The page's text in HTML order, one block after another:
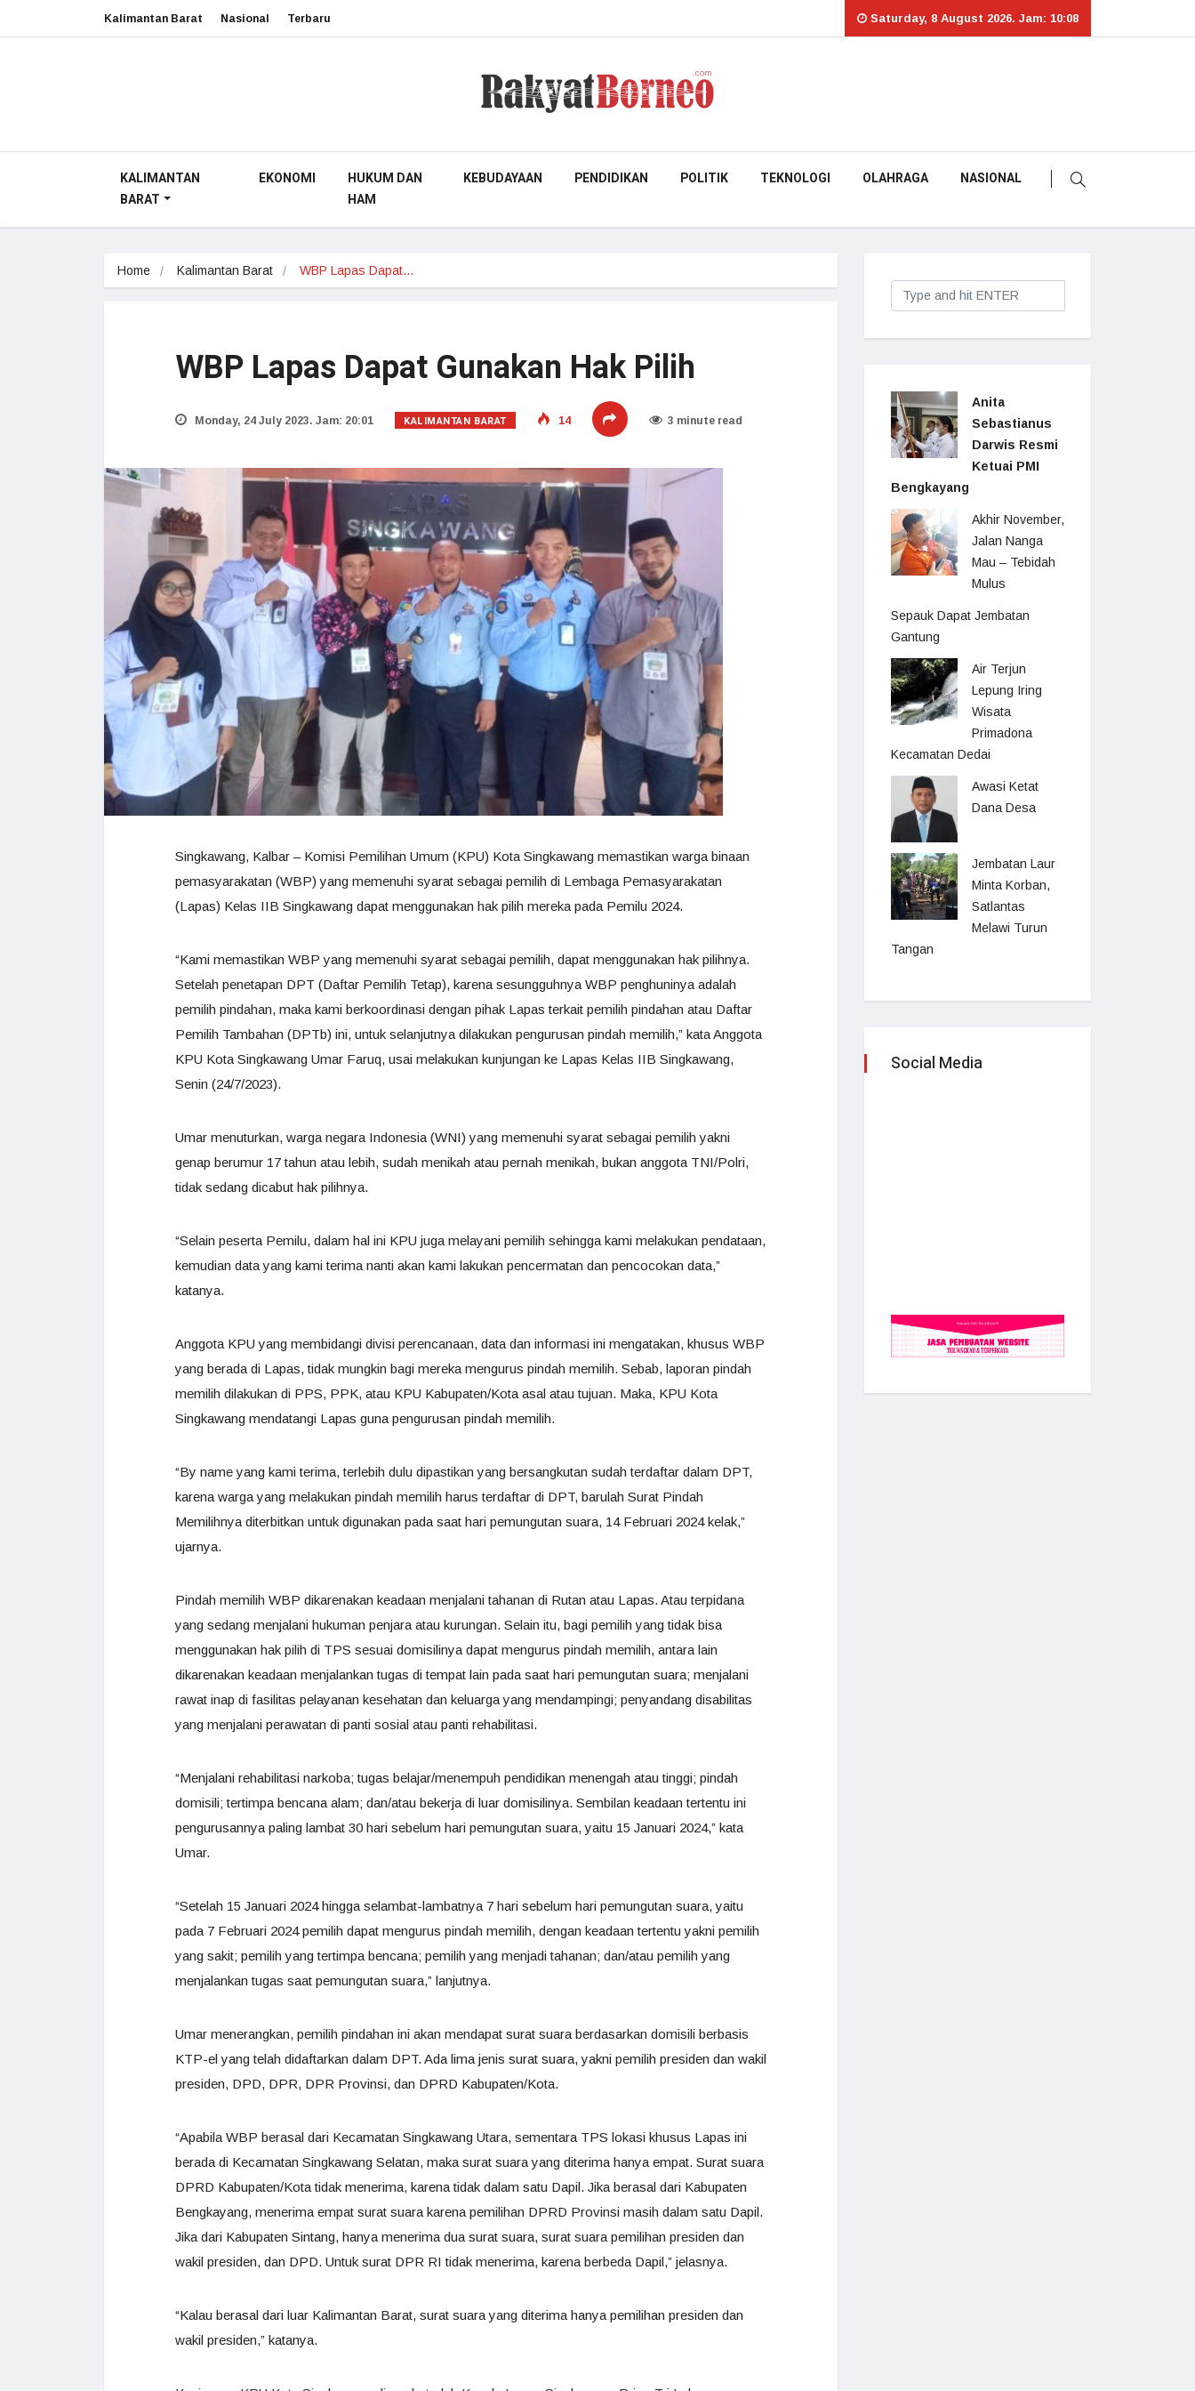
Kalimantan Barat Nasional Terbaru Saturday, 8 August 2026. Jam: 10:08
KALIMANTAN
BARAT
EKONOMI
HUKUM DAN
HAM
KEBUDAYAAN PENDIDIKAN POLITIK TEKNOLOGI OLAHRAGA NASIONAL
Home Kalimantan Barat WBP Lapas Dapat…
WBP Lapas Dapat Gunakan Hak Pilih
Monday, 24 July 2023. Jam: 20:01 KALIMANTAN BARAT 14 3 minute read
Singkawang, Kalbar – Komisi Pemilihan Umum (KPU) Kota Singkawang memastikan warga binaan
pemasyarakatan (WBP) yang memenuhi syarat sebagai pemilih di Lembaga Pemasyarakatan
(Lapas) Kelas IIB Singkawang dapat menggunakan hak pilih mereka pada Pemilu 2024.
“Kami memastikan WBP yang memenuhi syarat sebagai pemilih, dapat menggunakan hak pilihnya.
Setelah penetapan DPT (Daftar Pemilih Tetap), karena sesungguhnya WBP penghuninya adalah
pemilih pindahan, maka kami berkoordinasi dengan pihak Lapas terkait pemilih pindahan atau Daftar
Pemilih Tambahan (DPTb) ini, untuk selanjutnya dilakukan pengurusan pindah memilih,” kata Anggota
KPU Kota Singkawang Umar Faruq, usai melakukan kunjungan ke Lapas Kelas IIB Singkawang,
Senin (24/7/2023).
Umar menuturkan, warga negara Indonesia (WNI) yang memenuhi syarat sebagai pemilih yakni
genap berumur 17 tahun atau lebih, sudah menikah atau pernah menikah, bukan anggota TNI/Polri,
tidak sedang dicabut hak pilihnya.
“Selain peserta Pemilu, dalam hal ini KPU juga melayani pemilih sehingga kami melakukan pendataan,
kemudian data yang kami terima nanti akan kami lakukan pencermatan dan pencocokan data,”
katanya.
Anggota KPU yang membidangi divisi perencanaan, data dan informasi ini mengatakan, khusus WBP
yang berada di Lapas, tidak mungkin bagi mereka mengurus pindah memilih. Sebab, laporan pindah
memilih dilakukan di PPS, PPK, atau KPU Kabupaten/Kota asal atau tujuan. Maka, KPU Kota
Singkawang mendatangi Lapas guna pengurusan pindah memilih.
“By name yang kami terima, terlebih dulu dipastikan yang bersangkutan sudah terdaftar dalam DPT,
karena warga yang melakukan pindah memilih harus terdaftar di DPT, barulah Surat Pindah
Memilihnya diterbitkan untuk digunakan pada saat hari pemungutan suara, 14 Februari 2024 kelak,”
ujarnya.
Pindah memilih WBP dikarenakan keadaan menjalani tahanan di Rutan atau Lapas. Atau terpidana
yang sedang menjalani hukuman penjara atau kurungan. Selain itu, bagi pemilih yang tidak bisa
menggunakan hak pilih di TPS sesuai domisilinya dapat mengurus pindah memilih, antara lain
dikarenakan keadaan menjalankan tugas di tempat lain pada saat hari pemungutan suara; menjalani
rawat inap di fasilitas pelayanan kesehatan dan keluarga yang mendampingi; penyandang disabilitas
yang menjalani perawatan di panti sosial atau panti rehabilitasi.
“Menjalani rehabilitasi narkoba; tugas belajar/menempuh pendidikan menengah atau tinggi; pindah
domisili; tertimpa bencana alam; dan/atau bekerja di luar domisilinya. Sembilan keadaan tertentu ini
pengurusannya paling lambat 30 hari sebelum hari pemungutan suara, yaitu 15 Januari 2024,” kata
Umar.
“Setelah 15 Januari 2024 hingga selambat-lambatnya 7 hari sebelum hari pemungutan suara, yaitu
pada 7 Februari 2024 pemilih dapat mengurus pindah memilih, dengan keadaan tertentu yakni pemilih
yang sakit; pemilih yang tertimpa bencana; pemilih yang menjadi tahanan; dan/atau pemilih yang
menjalankan tugas saat pemungutan suara,” lanjutnya.
Umar menerangkan, pemilih pindahan ini akan mendapat surat suara berdasarkan domisili berbasis
KTP-el yang telah didaftarkan dalam DPT. Ada lima jenis surat suara, yakni pemilih presiden dan wakil
presiden, DPD, DPR, DPR Provinsi, dan DPRD Kabupaten/Kota.
“Apabila WBP berasal dari Kecamatan Singkawang Utara, sementara TPS lokasi khusus Lapas ini
berada di Kecamatan Singkawang Selatan, maka surat suara yang diterima hanya empat. Surat suara
DPRD Kabupaten/Kota tidak menerima, karena tidak dalam satu Dapil. Jika berasal dari Kabupaten
Bengkayang, menerima empat surat suara karena pemilihan DPRD Provinsi masih dalam satu Dapil.
Jika dari Kabupaten Sintang, hanya menerima dua surat suara, surat suara pemilihan presiden dan
wakil presiden, dan DPD. Untuk surat DPR RI tidak menerima, karena berbeda Dapil,” jelasnya.
“Kalau berasal dari luar Kalimantan Barat, surat suara yang diterima hanya pemilihan presiden dan
wakil presiden,” katanya.
Anita
Sebastianus
Darwis Resmi
Ketuai PMI
Bengkayang
Akhir November,
Jalan Nanga
Mau – Tebidah
Mulus
Sepauk Dapat Jembatan
Gantung
Air Terjun
Lepung Iring
Wisata
Primadona
Kecamatan Dedai
Awasi Ketat
Dana Desa
Jembatan Laur
Minta Korban,
Satlantas
Melawi Turun
Tangan
Social Media